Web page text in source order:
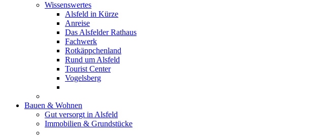
Wissenswertes
Alsfeld in Kürze
Anreise
Das Alsfelder Rathaus
Fachwerk
Rotkäppchenland
Rund um Alsfeld
Tourist Center
Vogelsberg
Bauen & Wohnen
Gut versorgt in Alsfeld
Immobilien & Grundstücke